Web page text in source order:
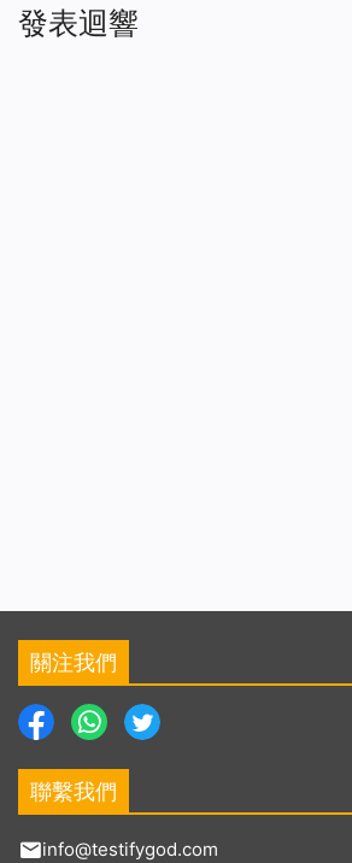
發表迴響
關注我們
聯繫我們
info@testifygod.com